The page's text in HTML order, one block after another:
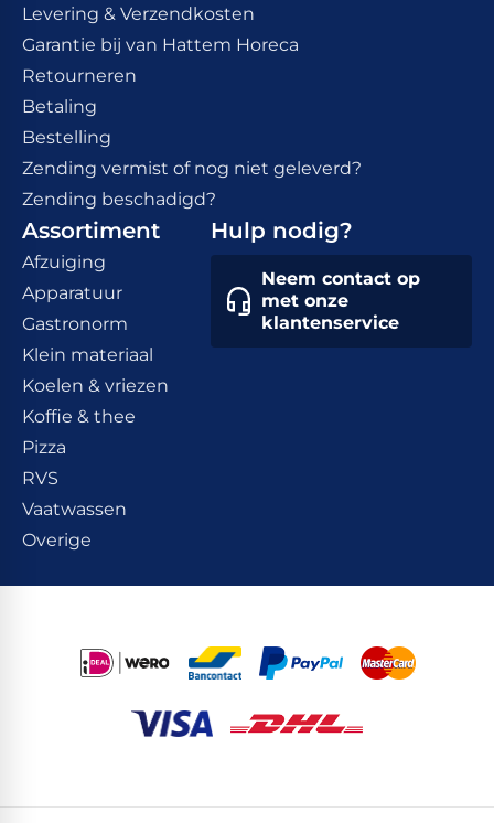
Levering & Verzendkosten
Garantie bij van Hattem Horeca
Retourneren
Betaling
Bestelling
Zending vermist of nog niet geleverd?
Zending beschadigd?
Assortiment
Afzuiging
Apparatuur
Gastronorm
Klein materiaal
Koelen & vriezen
Koffie & thee
Pizza
RVS
Vaatwassen
Overige
Hulp nodig?
Neem contact op
met onze
klantenservice